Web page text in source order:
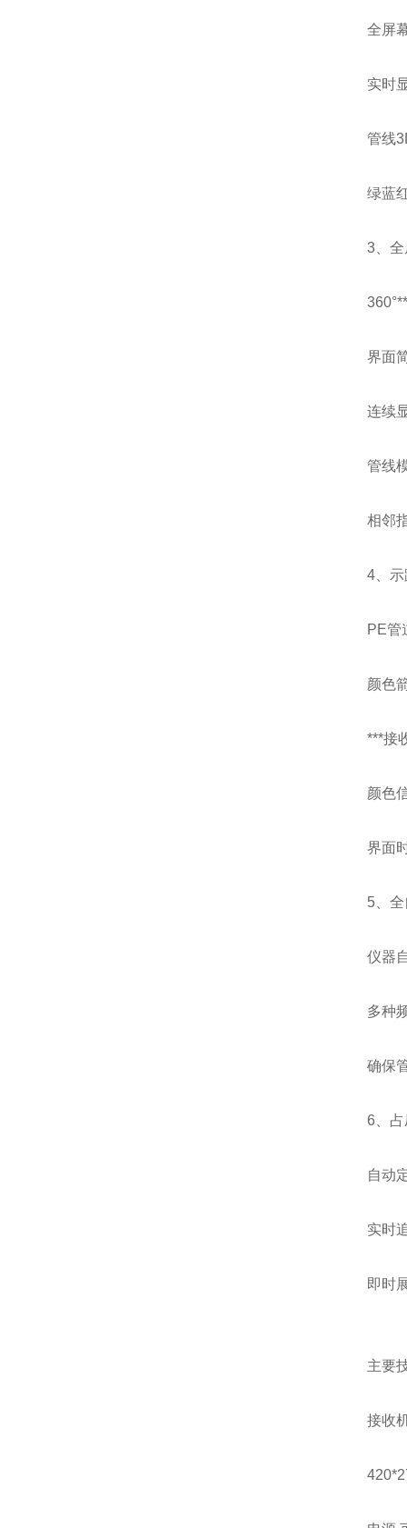
全屏
实时
管线
绿蓝
3、
界面
连续
管线
相邻
4、
PE管
颜色
***接
颜色
界面
5、
仪器
多种
确保
6、
自动
实时
即时
主要
接收